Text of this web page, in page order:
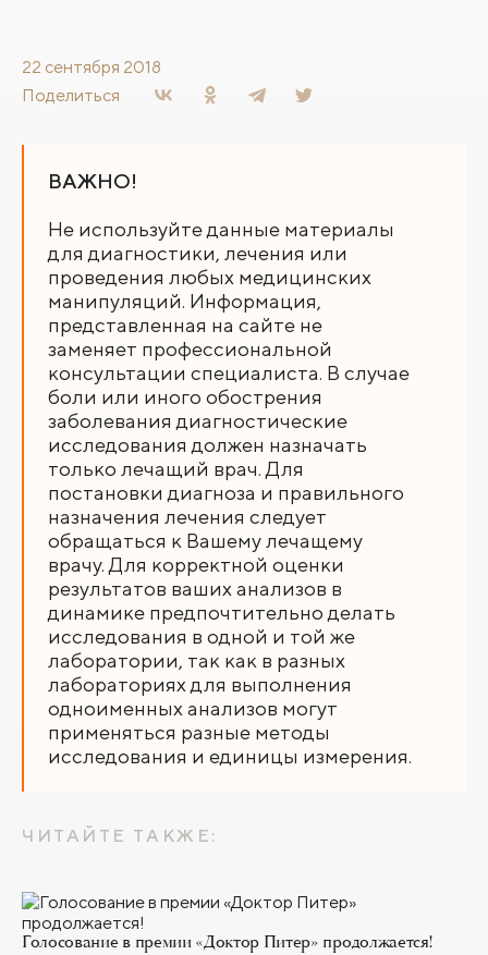
22 сентября 2018
Поделиться
ВАЖНО!
Не используйте данные материалы
для диагностики, лечения или
проведения любых медицинских
манипуляций. Информация,
представленная на сайте не
заменяет профессиональной
консультации специалиста. В случае
боли или иного обострения
заболевания диагностические
исследования должен назначать
только лечащий врач. Для
постановки диагноза и правильного
назначения лечения следует
обращаться к Вашему лечащему
врачу. Для корректной оценки
результатов ваших анализов в
динамике предпочтительно делать
исследования в одной и той же
лаборатории, так как в разных
лабораториях для выполнения
одноименных анализов могут
применяться разные методы
исследования и единицы измерения.
ЧИТАЙТЕ ТАКЖЕ:
Голосование в премии «Доктор Питер» продолжается!